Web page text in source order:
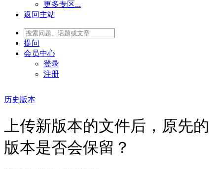
更多专区...
返回主站
提问
会员中心
登录
注册
历史版本
上传新版本的文件后，原先的
版本是否会保留？